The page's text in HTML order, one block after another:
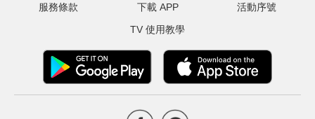
服務條款
下載 APP
TV 使用教學
活動序號